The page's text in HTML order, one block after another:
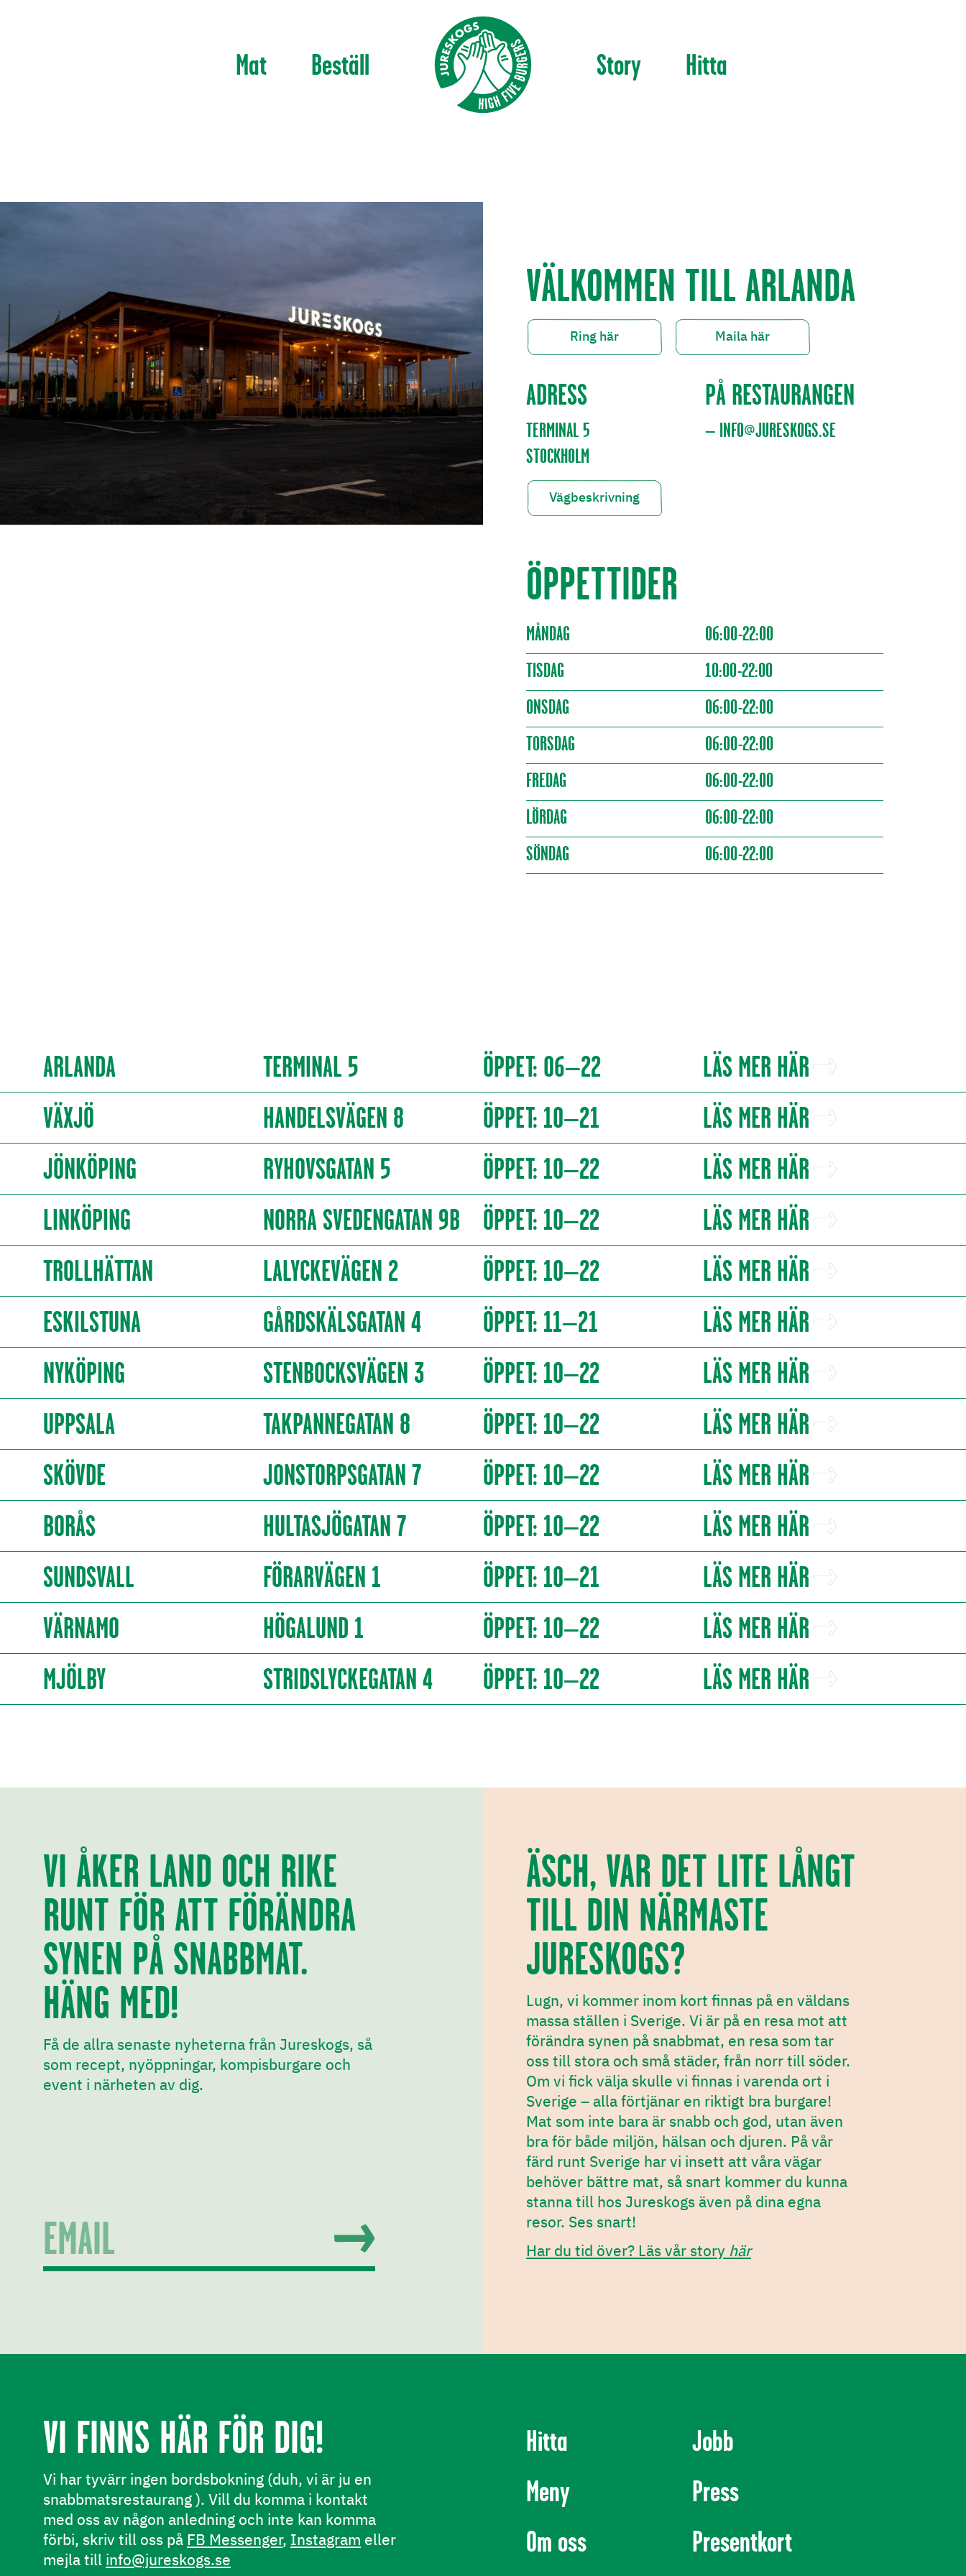
Mat Beställ Story Hitta
VÄLKOMMEN TILL ARLANDA
Ring här Maila här
ADRESS
TERMINAL 5
STOCKHOLM
Vägbeskrivning
PÅ RESTAURANGEN
– INFO@JURESKOGS.SE
ÖPPETTIDER
MÅNDAG
06:00-22:00
TISDAG
10:00-22:00
ONSDAG
06:00-22:00
TORSDAG
06:00-22:00
FREDAG
06:00-22:00
LÖRDAG
06:00-22:00
SÖNDAG
06:00-22:00
ARLANDA TERMINAL 5 ÖPPET: 06–22
LÄS MER HÄR
VÄXJÖ
HANDELSVÄGEN 8 ÖPPET: 10–21
LÄS MER HÄR
JÖNKÖPING
RYHOVSGATAN 5 ÖPPET: 10–22
LÄS MER HÄR
LINKÖPING
NORRA SVEDENGATAN 9B ÖPPET: 10–22
LÄS MER HÄR
TROLLHÄTTAN
LALYCKEVÄGEN 2 ÖPPET: 10–22
LÄS MER HÄR
ESKILSTUNA
GÅRDSKÄLSGATAN 4 ÖPPET: 11–21
LÄS MER HÄR
NYKÖPING
STENBOCKSVÄGEN 3 ÖPPET: 10–22
LÄS MER HÄR
UPPSALA
TAKPANNEGATAN 8 ÖPPET: 10–22
LÄS MER HÄR
SKÖVDE
JONSTORPSGATAN 7 ÖPPET: 10–22
LÄS MER HÄR
BORÅS
HULTASJÖGATAN 7 ÖPPET: 10–22
LÄS MER HÄR
SUNDSVALL
FÖRARVÄGEN 1 ÖPPET: 10–21
LÄS MER HÄR
VÄRNAMO
HÖGALUND 1 ÖPPET: 10–22
LÄS MER HÄR
MJÖLBY
STRIDSLYCKEGATAN 4 ÖPPET: 10–22 LÄS MER HÄR
VI ÅKER LAND OCH RIKE
RUNT FÖR ATT FÖRÄNDRA
SYNEN PÅ SNABBMAT.
HÄNG MED!
Få de allra senaste nyheterna från Jureskogs, så
som recept, nyöppningar, kompisburgare och
event i närheten av dig.
ÄSCH, VAR DET LITE LÅNGT
TILL DIN NÄRMASTE
JURESKOGS?
Lugn, vi kommer inom kort finnas på en väldans
massa ställen i Sverige. Vi är på en resa mot att
förändra synen på snabbmat, en resa som tar
oss till stora och små städer, från norr till söder.
Om vi fick välja skulle vi finnas i varenda ort i
Sverige – alla förtjänar en riktigt bra burgare!
Mat som inte bara är snabb och god, utan även
bra för både miljön, hälsan och djuren. På vår
färd runt Sverige har vi insett att våra vägar
behöver bättre mat, så snart kommer du kunna
stanna till hos Jureskogs även på dina egna
resor. Ses snart!
Har du tid över? Läs vår story här
VI FINNS HÄR FÖR DIG!
Vi har tyvärr ingen bordsbokning (duh, vi är ju en
snabbmatsrestaurang ). Vill du komma i kontakt
med oss av någon anledning och inte kan komma
förbi, skriv till oss på FB Messenger, Instagram eller
mejla till info@jureskogs.se
Hitta
Meny
Om oss
Jobb
Press
Presentkort